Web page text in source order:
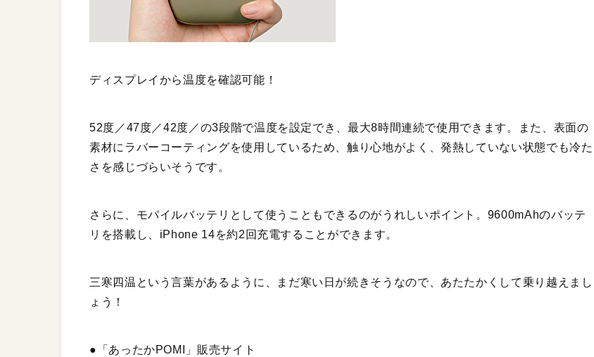
ディスプレイから温度を確認可能！
52度／47度／42度／の3段階で温度を設定でき、最大8時間連続で使用できます。また、表面の
素材にラバーコーティングを使用しているため、触り心地がよく、発熱していない状態でも冷た
さを感じづらいそうです。
さらに、モバイルバッテリとして使うこともできるのがうれしいポイント。9600mAhのバッテ
リを搭載し、iPhone 14を約2回充電することができます。
三寒四温という言葉があるように、まだ寒い日が続きそうなので、あたたかくして乗り越えまし
ょう！
●「あったかPOMI」販売サイト